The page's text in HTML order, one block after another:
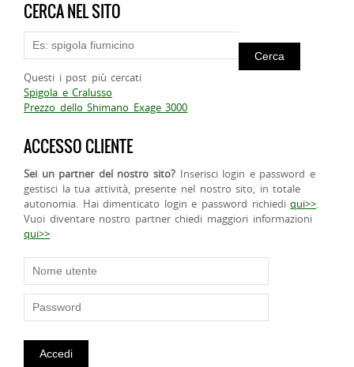
CERCA NEL SITO
Questi i post più cercati
Spigola e Cralusso
Prezzo dello Shimano Exage 3000
ACCESSO CLIENTE
Sei un partner del nostro sito? Inserisci login e password e
gestisci la tua attività, presente nel nostro sito, in totale
autonomia. Hai dimenticato login e password richiediqui>>.
Vuoi diventare nostro partner chiedi maggiori informazioni
qui>>